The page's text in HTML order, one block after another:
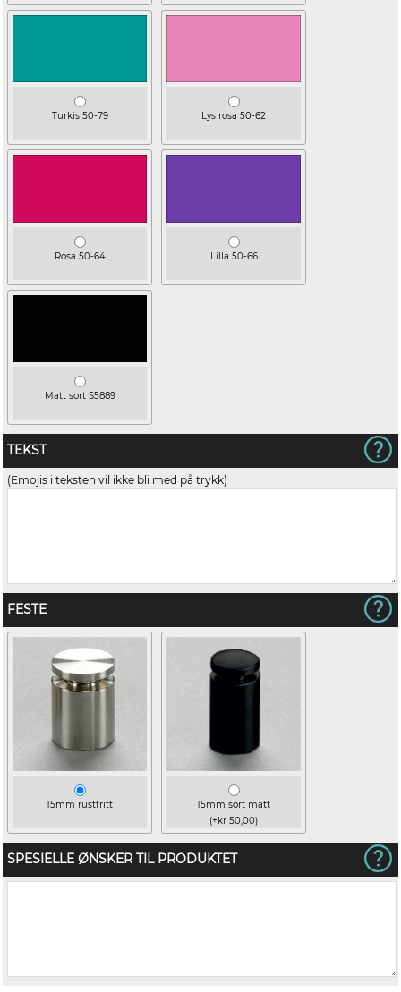
Turkis 50-79 Lys rosa 50-62
Rosa 50-64 Lilla 50-66
Matt sort S5889
TEKST
(Emojis i teksten vil ikke bli med på trykk)
FESTE
15mm rustfritt
15mm sort matt
(+kr 50,00)
SPESIELLE ØNSKER TIL PRODUKTET